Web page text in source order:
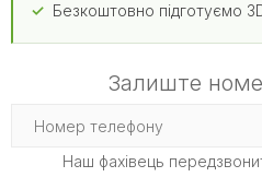
Безкоштовно підготуємо
Залиште
Наш фахівець